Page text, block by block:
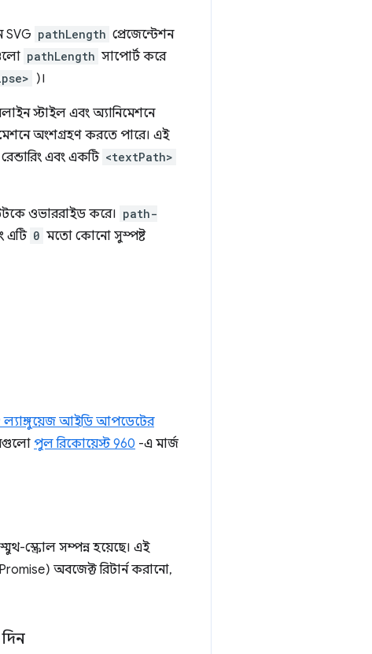
SVG pathLength প্রেজেন্টেশন
pathLength সাপোর্ট করে
)।
স্টাইল এবং অ্যানিমেশনে
অংশগ্রহণ করতে পারে। এই
এবং একটি <textPath>
ওভাররাইড করে। path-
এটি 0 মতো কোনো সুস্পষ্ট
ল্যাঙ্গুয়েজ আইডি আপডেটের
পুল রিকোয়েস্ট 960 -এ মার্জ
স্ক্রোল সম্পন্ন হয়েছে। এই
অবজেক্ট রিটার্ন করানো,